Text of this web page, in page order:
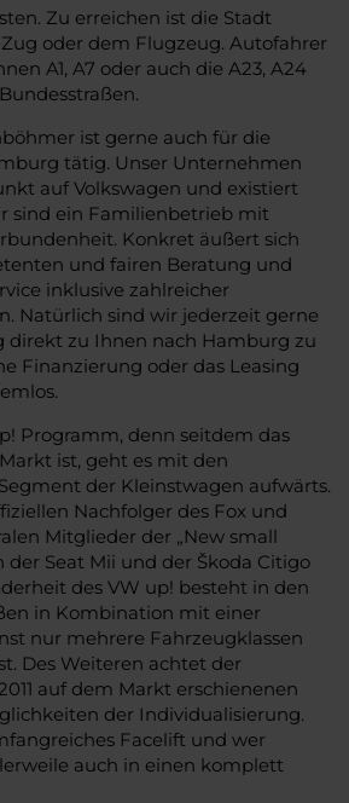
Zu erreichen ist die Stadt
oder dem Flugzeug. Autofahrer
A1, A7 oder auch die A23, A24
ist gerne auch für die
tätig. Unser Unternehmen
auf Volkswagen und existiert
sind ein Familienbetrieb mit
Konkret äußert sich
und fairen Beratung und
inklusive zahlreicher
Natürlich sind wir jederzeit gerne
direkt zu Ihnen nach Hamburg zu
Finanzierung oder das Leasing
Programm, denn seitdem das
ist, geht es mit den
der Kleinstwagen aufwärts.
Nachfolger des Fox und
Mitglieder der „New small
der Seat Mii und der Škoda Citigo
des VW up! besteht in den
in Kombination mit einer
nur mehrere Fahrzeugklassen
Des Weiteren achtet der
auf dem Markt erschienenen
der Individualisierung.
Facelift und wer
auch in einen komplett